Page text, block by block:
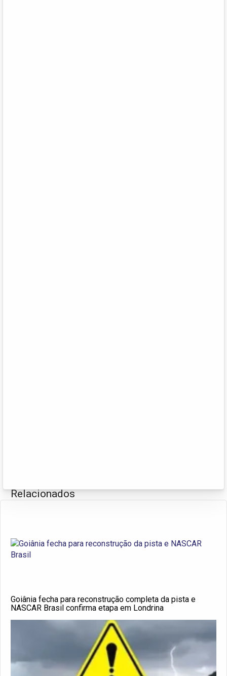
Relacionados
Goiânia fecha para reconstrução completa da pista e
NASCAR Brasil confirma etapa em Londrina